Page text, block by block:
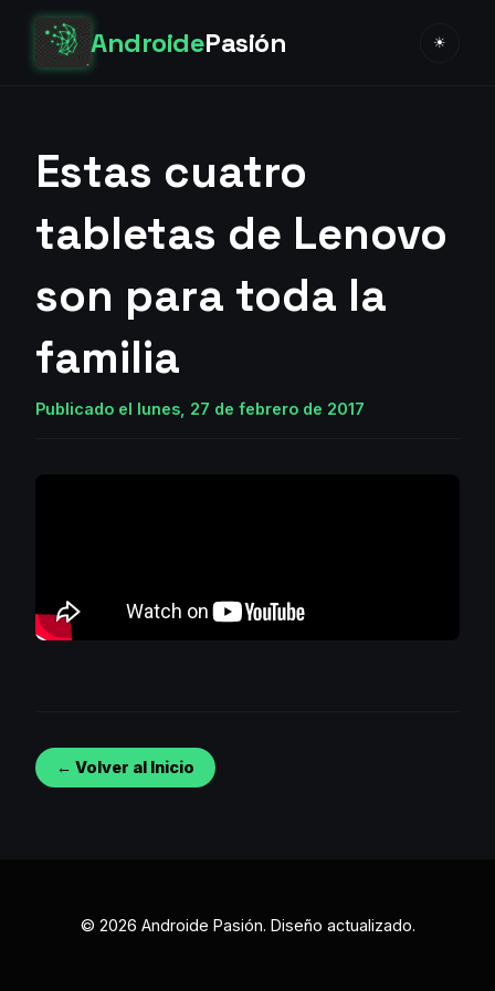
AndroidePasión ☀
Estas cuatro
tabletas de Lenovo
son para toda la
familia
Publicado el lunes, 27 de febrero de 2017
← Volver al Inicio
© 2026 Androide Pasión. Diseño actualizado.